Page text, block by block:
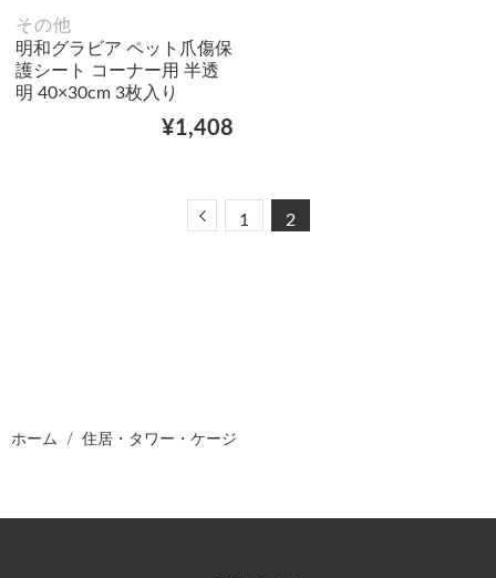
その他
明和グラビア ペット爪傷保
護シート コーナー用 半透
明 40×30cm 3枚入り
¥1,408
Previous
1 2
ホーム 住居・タワー・ケージ